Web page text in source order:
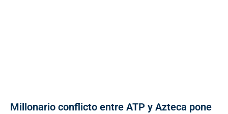
Millonario conflicto entre ATP y Azteca pone